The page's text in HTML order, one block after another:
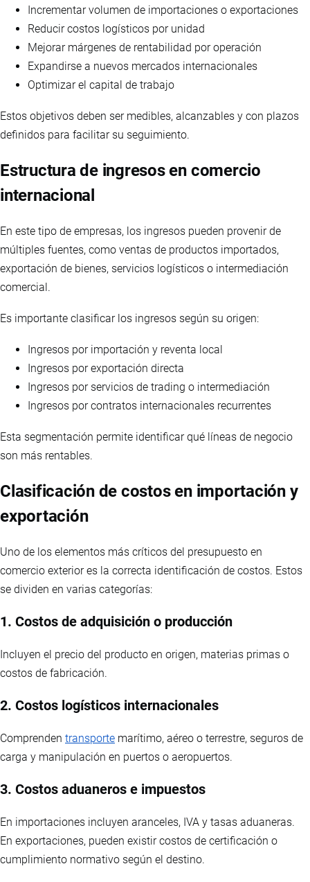
Incrementar volumen de importaciones o exportaciones
Reducir costos logísticos por unidad
Mejorar márgenes de rentabilidad por operación
Expandirse a nuevos mercados internacionales
Optimizar el capital de trabajo
Estos objetivos deben ser medibles, alcanzables y con plazos
definidos para facilitar su seguimiento.
Estructura de ingresos en comercio
internacional
En este tipo de empresas, los ingresos pueden provenir de
múltiples fuentes, como ventas de productos importados,
exportación de bienes, servicios logísticos o intermediación
comercial.
Es importante clasificar los ingresos según su origen:
Ingresos por importación y reventa local
Ingresos por exportación directa
Ingresos por servicios de trading o intermediación
Ingresos por contratos internacionales recurrentes
Esta segmentación permite identificar qué líneas de negocio
son más rentables.
Clasificación de costos en importación y
exportación
Uno de los elementos más críticos del presupuesto en
comercio exterior es la correcta identificación de costos. Estos
se dividen en varias categorías:
1. Costos de adquisición o producción
Incluyen el precio del producto en origen, materias primas o
costos de fabricación.
2. Costos logísticos internacionales
Comprenden transporte marítimo, aéreo o terrestre, seguros de
carga y manipulación en puertos o aeropuertos.
3. Costos aduaneros e impuestos
En importaciones incluyen aranceles, IVA y tasas aduaneras.
En exportaciones, pueden existir costos de certificación o
cumplimiento normativo según el destino.